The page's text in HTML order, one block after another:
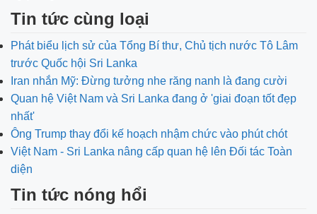
Tin tức cùng loại
Phát biểu lịch sử của Tổng Bí thư, Chủ tịch nước Tô Lâm
trước Quốc hội Sri Lanka
Iran nhắn Mỹ: Đừng tưởng nhe răng nanh là đang cười
Quan hệ Việt Nam và Sri Lanka đang ở 'giai đoạn tốt đẹp
nhất'
Ông Trump thay đổi kế hoạch nhậm chức vào phút chót
Việt Nam - Sri Lanka nâng cấp quan hệ lên Đối tác Toàn
diện
Tin tức nóng hổi